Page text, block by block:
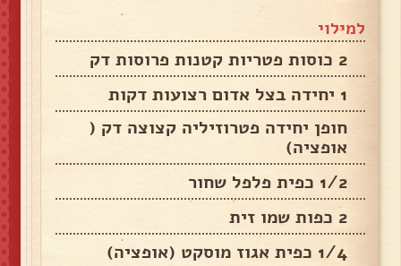
למילוי
2 כוסות פטריות קטנות פרוסות דק
1 יחידה בצל אדום רצועות דקות
חופן יחידה פטרוזיליה קצוצה דק (
אופציה)
1/2 כפית פלפל שחור
2 כפות שמו זית
1/4 כפית אגוז מוסקט (אופציה)